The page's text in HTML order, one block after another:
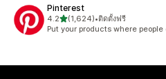
Pinterest
4.2เต็ม 5 ดาว
(1,624)
ทั้งหมด 1624 รีวิว
•ติดตั้งฟรี
Put your products where